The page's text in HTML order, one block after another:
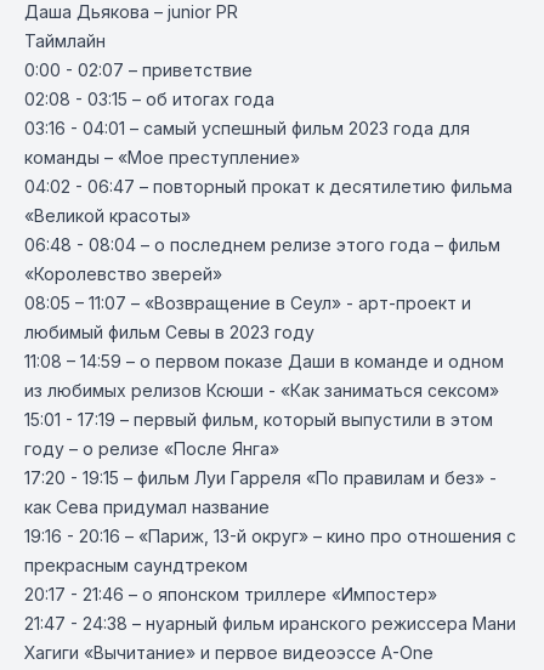
Даша Дьякова – junior PR
Таймлайн
0:00 - 02:07 – приветствие
02:08 - 03:15 – об итогах года
03:16 - 04:01 – самый успешный фильм 2023 года для
команды – «Мое преступление»
04:02 - 06:47 – повторный прокат к десятилетию фильма
«Великой красоты»
06:48 - 08:04 – о последнем релизе этого года – фильм
«Королевство зверей»
08:05 – 11:07 – «Возвращение в Сеул» - арт-проект и
любимый фильм Севы в 2023 году
11:08 – 14:59 – о первом показе Даши в команде и одном
из любимых релизов Ксюши - «Как заниматься сексом»
15:01 - 17:19 – первый фильм, который выпустили в этом
году – о релизе «После Янга»
17:20 - 19:15 – фильм Луи Гарреля «По правилам и без» -
как Сева придумал название
19:16 - 20:16 – «Париж, 13-й округ» – кино про отношения с
прекрасным саундтреком
20:17 - 21:46 – о японском триллере «Импостер»
21:47 - 24:38 – нуарный фильм иранского режиссера Мани
Хагиги «Вычитание» и первое видеоэссе A-One